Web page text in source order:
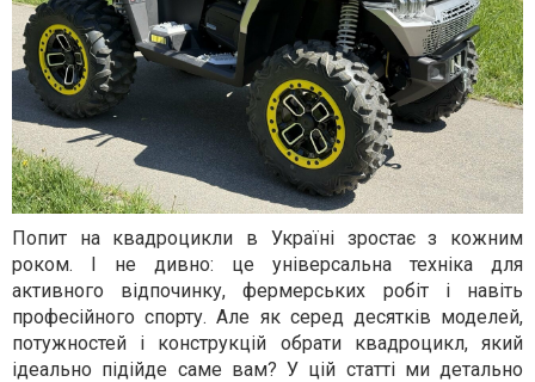
Попит на квадроцикли в Україні зростає з кожним
роком. І не дивно: це універсальна техніка для
активного відпочинку, фермерських робіт і навіть
професійного спорту. Але як серед десятків моделей,
потужностей і конструкцій обрати квадроцикл, який
ідеально підійде саме вам? У цій статті ми детально